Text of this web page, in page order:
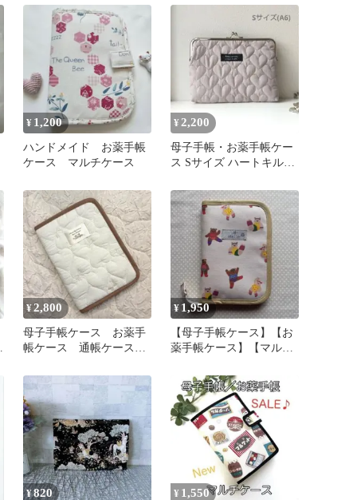
¥ 1,200
ハンドメイド お薬手帳
ケース マルチケース
¥ 2,200
母子手帳・お薬手帳ケー
ス Sサイズ ハートキルト
がま口
¥2,800
母子手帳ケース お薬手
帳ケース 通帳ケース
キルティング
¥ 1,950
【母子手帳ケース】【お
薬手帳ケース】【マル
マ】
¥820 ¥ 1,550